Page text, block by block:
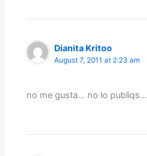
Dianita Kritoo
August 7, 2011 at 2:23 am
no me gusta… no lo publiqs…